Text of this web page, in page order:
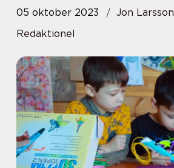
05 oktober 2023
Jon Larsson
Redaktionel